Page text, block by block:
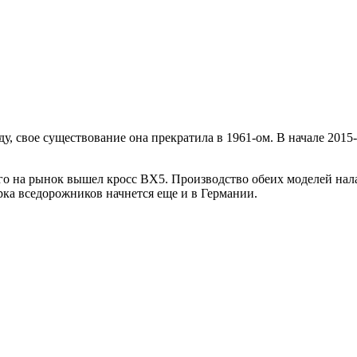
свое существование она прекратила в 1961-ом. В начале
на рынок вышел кросс BX5. Производство обеих моделей
вседорожников начнется еще и в Германии.